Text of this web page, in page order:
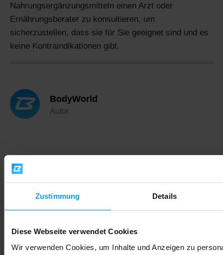
Zustimmung Details
Diese Webseite verwendet Cookies
Wir verwenden Cookies, um Inhalte und Anzeigen zu
Nahrungsergänzungsmitteln einen Arzt oder
Ernährungsberater zu konsultieren, um
sicherzustellen, dass sie für Sie geeignet sind und es
keine Kontraindikationen gibt.
BodyWorld
Autor
Schneller Versand